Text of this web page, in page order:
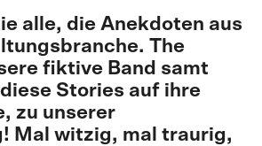
alle, die Anekdoten aus
The
fiktive Band samt
Stories auf ihre
zu unserer
Mal witzig, mal traurig,